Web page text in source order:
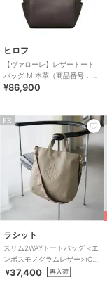
ヒロフ
【ヴァローレ】レザートート
バッグ M 本革（商品番号：
P25-35313）
¥86,900
PR
ラシット
スリム2WAYトートバッグ <エ
ンボスモノグラムレザー>(CE-
1611)
¥37,400 再入荷